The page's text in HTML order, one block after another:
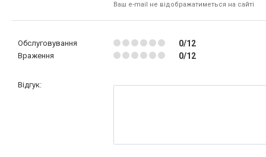
Ваш e-mail не відображатиметься на сайті
Обслуговування 0/12
Враження 0/12
Відгук: